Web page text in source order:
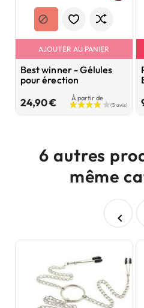
AJOUTER AU PANIER
Best winner - Gélules
pour érection
24,90 €PrixÀ partir de
6 autres
même
